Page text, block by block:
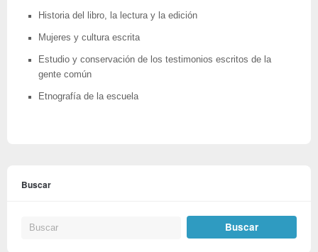
Historia del libro, la lectura y la edición
Mujeres y cultura escrita
Estudio y conservación de los testimonios escritos de la
gente común
Etnografía de la escuela
Buscar